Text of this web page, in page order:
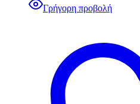
Γρήγορη προβολή